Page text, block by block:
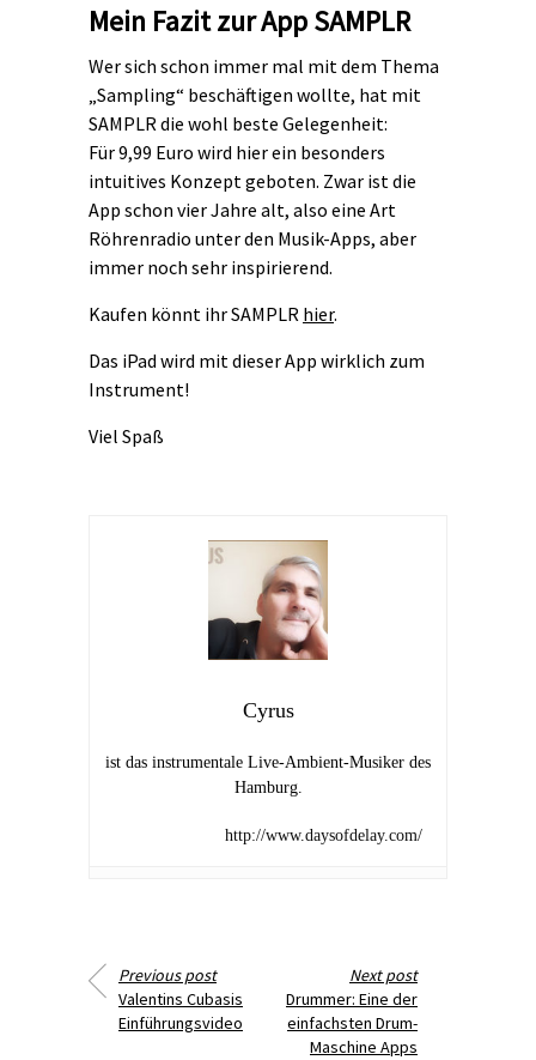
Mein Fazit zur App SAMPLR
Wer sich schon immer mal mit dem Thema
„Sampling“ beschäftigen wollte, hat mit
SAMPLR die wohl beste Gelegenheit:
Für 9,99 Euro wird hier ein besonders
intuitives Konzept geboten. Zwar ist die
App schon vier Jahre alt, also eine Art
Röhrenradio unter den Musik-Apps, aber
immer noch sehr inspirierend.
Kaufen könnt ihr SAMPLR hier.
Das iPad wird mit dieser App wirklich zum
Instrument!
Viel Spaß
Cyrus
ist das instrumentale Live-Ambient-Musiker des
Hamburg.
http://www.daysofdelay.com/
Previous post
Valentins Cubasis
Einführungsvideo
Next post
Drummer: Eine der
einfachsten Drum-
Maschine Apps